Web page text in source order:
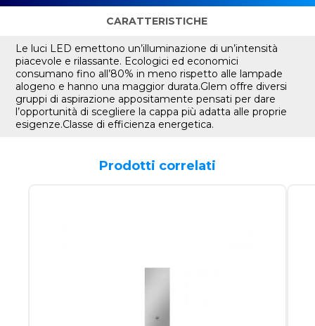
CARATTERISTICHE
Le luci LED emettono un’illuminazione di un’intensità
piacevole e rilassante. Ecologici ed economici
consumano fino all’80% in meno rispetto alle lampade
alogeno e hanno una maggior durata.Glem offre diversi
gruppi di aspirazione appositamente pensati per dare
l’opportunità di scegliere la cappa più adatta alle proprie
esigenze.Classe di efficienza energetica.
Prodotti correlati